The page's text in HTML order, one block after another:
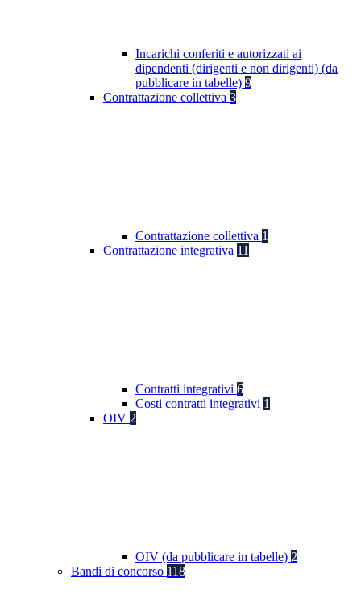
Incarichi conferiti e autorizzati ai
dipendenti (dirigenti e non dirigenti) (da
pubblicare in tabelle) 9
Contrattazione collettiva 3
Contrattazione collettiva 1
Contrattazione integrativa 11
Contratti integrativi 6
Costi contratti integrativi 1
OIV 2
OIV (da pubblicare in tabelle) 2
Bandi di concorso 118